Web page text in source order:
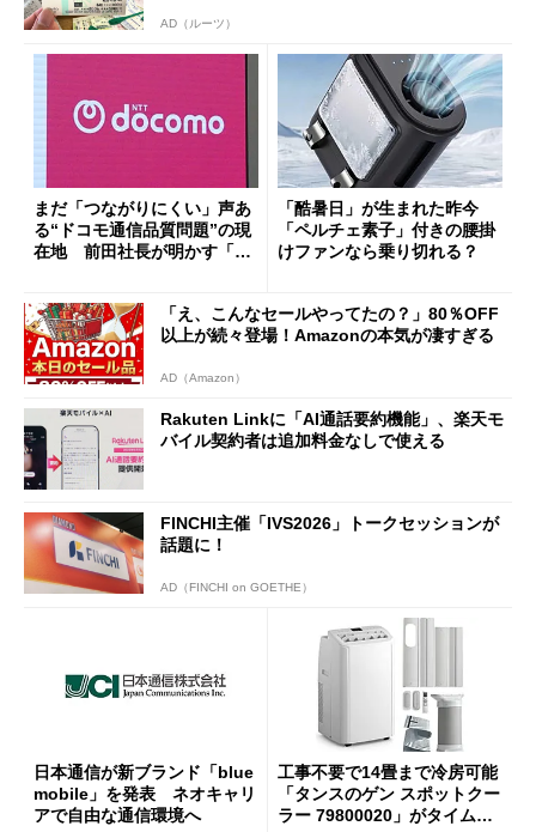
AD（ルーツ）
まだ「つながりにくい」声あ
る“ドコモ通信品質問題”の現
在地 前田社長が明かす「道
「酷暑日」が生まれた昨今
「ペルチェ素子」付きの腰掛
けファンなら乗り切れる？
「え、こんなセールやってたの？」80％OFF
以上が続々登場！Amazonの本気が凄すぎる
AD（Amazon）
Rakuten Linkに「AI通話要約機能」、楽天モ
バイル契約者は追加料金なしで使える
FINCHI主催「IVS2026」トークセッションが
話題に！
AD（FINCHI on GOETHE）
日本通信が新ブランド「blue
mobile」を発表 ネオキャリ
アで自由な通信環境へ
工事不要で14畳まで冷房可能
「タンスのゲン スポットクー
ラー 79800020」がタイムセ